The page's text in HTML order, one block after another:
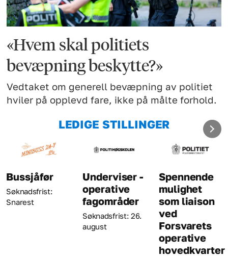
«Hvem skal politiets
bevæpning beskytte?»
Vedtaket om generell bevæpning av politiet
hviler på opplevd fare, ikke på målte forhold.
LEDIGE STILLINGER
Underviser -
operative
fagområder
Søknadsfrist: 26.
Spennende
mulighet
som liaison
ved
Forsvarets
hovedkvarter
Søknadsfrist:
august